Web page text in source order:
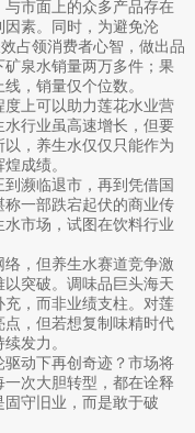
市面上的众多产品存在
素。同时，为避免沦
占领消费者心智，做出品
泉水销量两万多件；果
，销量仅个位数。
上可以助力莲花水业营
行业虽高速增长，但要
，养生水仅仅只能作为
成绩。
濒临退市，再到凭借国
一部跌宕起伏的商业传
市场，试图在饮料行业
，但养生水赛道竞争激
突破。调味品巨头海天
，而非业绩支柱。对莲
，但若想复制味精时代
发力。
动下再创奇迹？市场将
次大胆转型，都在诠释
守旧业，而是敢于破